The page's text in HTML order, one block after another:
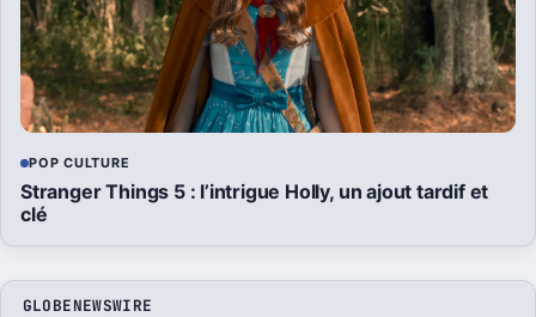
POP CULTURE
Stranger Things 5 : l’intrigue Holly, un ajout tardif et
clé
GLOBENEWSWIRE